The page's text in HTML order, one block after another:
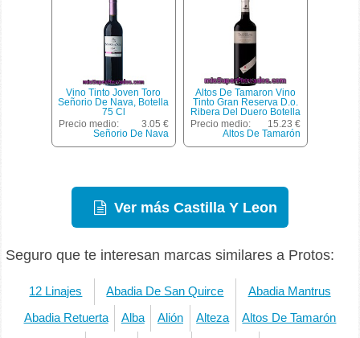
Vino Tinto Joven Toro
Señorio De Nava, Botella
75 Cl
Precio medio:
3.05 €
Señorio De Nava
Altos De Tamaron Vino
Tinto Gran Reserva D.o.
Ribera Del Duero Botella
75 Cl
Precio medio:
15.23 €
Altos De Tamarón
Ver más Castilla Y Leon
Seguro que te interesan marcas similares a Protos:
12 Linajes Abadia De San Quirce Abadia Mantrus
Abadia Retuerta Alba Alión Alteza Altos De Tamarón